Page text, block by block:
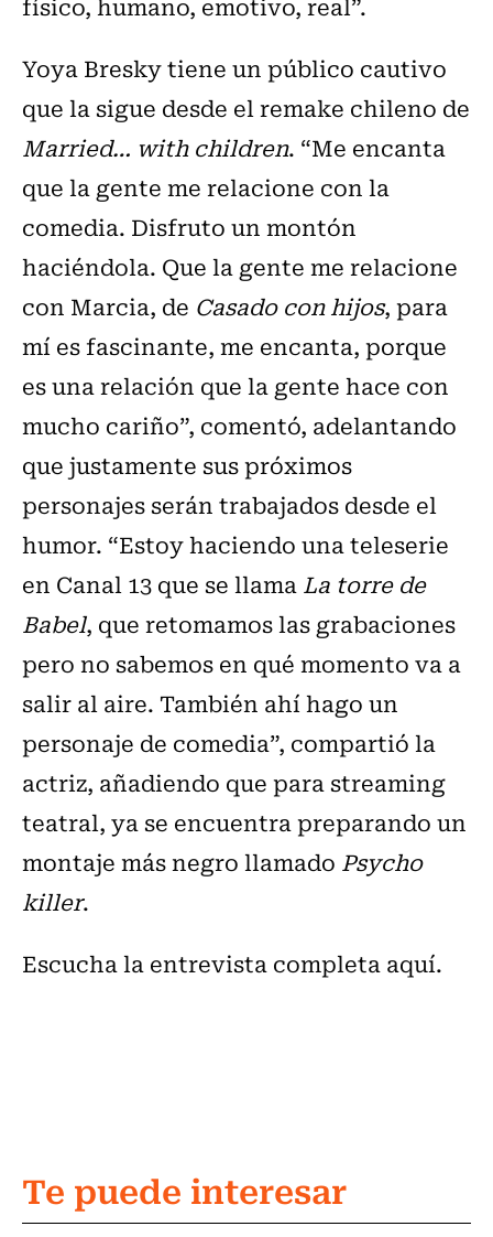
Yoya Bresky tiene un público cautivo
que la sigue desde el remake chileno de
Married… with children. “Me encanta
que la gente me relacione con la
comedia. Disfruto un montón
haciéndola. Que la gente me relacione
con Marcia, de Casado con hijos, para
mí es fascinante, me encanta, porque
es una relación que la gente hace con
mucho cariño”, comentó, adelantando
que justamente sus próximos
personajes serán trabajados desde el
humor. “Estoy haciendo una teleserie
en Canal 13 que se llamaLa torre de
Babel, que retomamos las grabaciones
pero no sabemos en qué momento va a
salir al aire. También ahí hago un
personaje de comedia”, compartió la
actriz, añadiendo que para streaming
teatral, ya se encuentra preparando un
montaje más negro llamado Psycho
killer.
Escucha la entrevista completa aquí.
Te puede interesar